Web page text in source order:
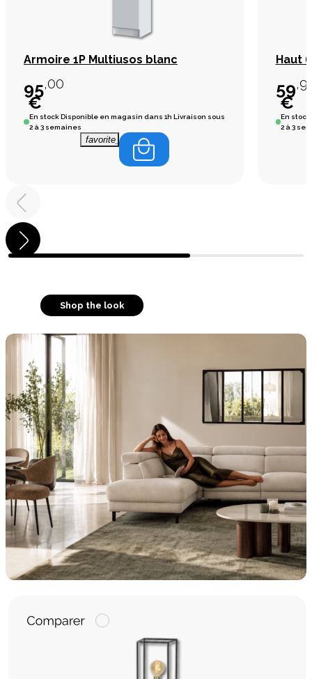
Armoire 1P Multiusos blanc
95,00
€
En stockDisponible en magasin dans 1h Livraison sous
2 à 3 semaines
favorite_border
Haut
59
€
En stock
2 à 3
Shop the look